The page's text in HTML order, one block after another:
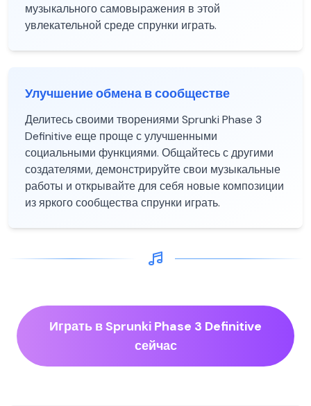
музыкального самовыражения в этой
увлекательной среде спрунки играть.
Улучшение обмена в сообществе
Делитесь своими творениями Sprunki Phase 3
Definitive еще проще с улучшенными
социальными функциями. Общайтесь с другими
создателями, демонстрируйте свои музыкальные
работы и открывайте для себя новые композиции
из яркого сообщества спрунки играть.
Играть в Sprunki Phase 3 Definitive
сейчас